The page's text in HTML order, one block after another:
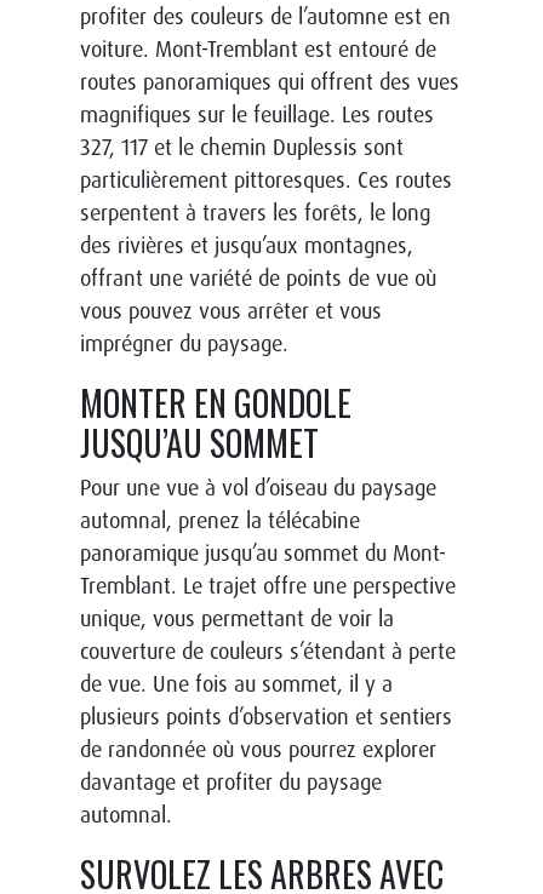
profiter des couleurs de l’automne est en
voiture. Mont-Tremblant est entouré de
routes panoramiques qui offrent des vues
magnifiques sur le feuillage. Les routes
327, 117 et le chemin Duplessis sont
particulièrement pittoresques. Ces routes
serpentent à travers les forêts, le long
des rivières et jusqu’aux montagnes,
offrant une variété de points de vue où
vous pouvez vous arrêter et vous
imprégner du paysage.
MONTER EN GONDOLE
JUSQU’AU SOMMET
Pour une vue à vol d’oiseau du paysage
automnal, prenez la télécabine
panoramique jusqu’au sommet du Mont-
Tremblant. Le trajet offre une perspective
unique, vous permettant de voir la
couverture de couleurs s’étendant à perte
de vue. Une fois au sommet, il y a
plusieurs points d’observation et sentiers
de randonnée où vous pourrez explorer
davantage et profiter du paysage
automnal.
SURVOLEZ LES ARBRES AVEC